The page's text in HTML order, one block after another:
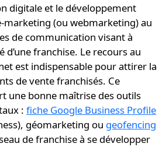
digitale et le développement
marketing (ou webmarketing) au
de communication visant à
franchise. Le recours au
est indispensable pour attirer la
de vente franchisés. Ce
une bonne maîtrise des outils
: fiche Google Business Profile
géomarketing ou geofencing
de franchise à se développer